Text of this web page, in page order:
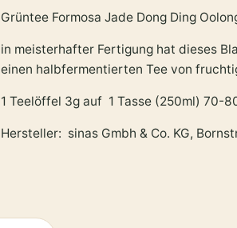
Grüntee Formosa Jade Dong Ding
in meisterhafter Fertigung hat dieses
einen halbfermentierten Tee von
1 Teelöffel 3g auf 1 Tasse (250ml) 70-
Hersteller: sinas Gmbh & Co. KG,